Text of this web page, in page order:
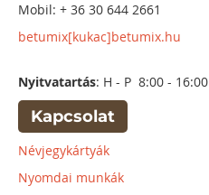
Mobil: + 36 30 644 2661
betumix[kukac]betumix.hu
Nyitvatartás: H - P 8:00 - 16:00
Kapcsolat
Névjegykártyák
Nyomdai munkák